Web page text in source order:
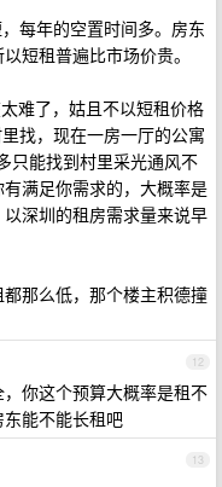
每年的空置时间多。房东
短租普遍比市场价贵。
难了，姑且不以短租价格
找，现在一房一厅的公寓
只能找到村里采光通风不
满足你需求的，大概率是
深圳的租房需求量来说早
那么低，那个楼主积德撞
12
你这个预算大概率是租不
能不能长租吧
13